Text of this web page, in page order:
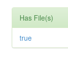
Has File(s)
true